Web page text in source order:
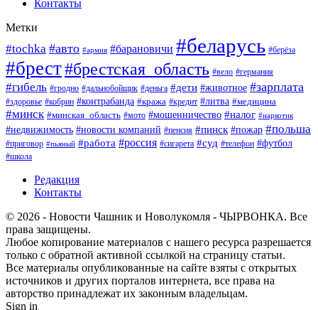
Контакты
Метки
#tochka #авто #армия #барановичи #беларусь #берёза
#брест#брестская_область #вело #германия
#гибель #гродно #дальнобойщик #деньга #дети #животное #зарплата
#здоровье #кобрин #контрабанда #кража #кредит #литва #медицина
#минск #минская_область #мото #мошенничество #налог #наркотик
#недвижимость #новости компаний #пенсия #пинск #пожар #польша
#приговор #пьяный #работа #россия #сигарета #суд #телефон #футбол
#школа
Редакция
Контакты
© 2026 - Новости Чашник и Новолукомля - ЧЫРВОНКА. Все
права защищены.
Любое копирование материалов с нашего ресурса разрешается
только с обратной активной ссылкой на страницу статьи.
Все материалы опубликованные на сайте взяты с открытых
источников и других порталов интернета, все права на
авторство принадлежат их законным владельцам.
Sign in